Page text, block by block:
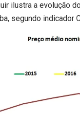
ilustra a evolução
segundo indicador